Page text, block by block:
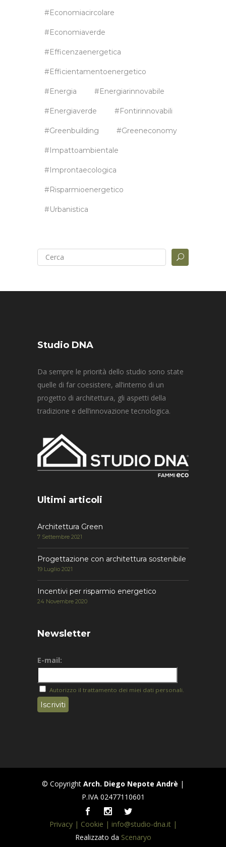
#economiacircolare
#economiaverde
#efficenzaenergetica
#efficientamentoenergetico
#energia #energiarinnovabile
#energiaverde #fontirinnovabili
#greenbuilding #greeneconomy
#impattoambientale
#improntaecologica
#risparmioenergetico
#urbanistica
Studio DNA
Da sempre le priorità dello studio sono state
quelle di far coesistere, all’interno di un
progetto di architettura, gli aspetti della
tradizione e dell’innovazione tecnologica.
Ultimi articoli
Architettura Green
7 Settembre 2021
Progettazione con architettura sostenibile
19 Luglio 2021
Incentivi per risparmio energetico
24 Novembre 2020
Newsletter
E-mail:
Autorizzo il trattamento dei miei dati personali.
© Copyright Arch. Diego Nepote Andrè |
P.IVA 02477110601
Privacy | Cookie | info@studio-dna.it |
Realizzato da Scenaryo